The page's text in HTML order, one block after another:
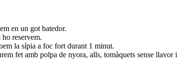
en un got batedor.
reservem.
la sípia a foc fort durant 1 minut.
fet amb polpa de nyora, alls, tomàquets sense llavor i